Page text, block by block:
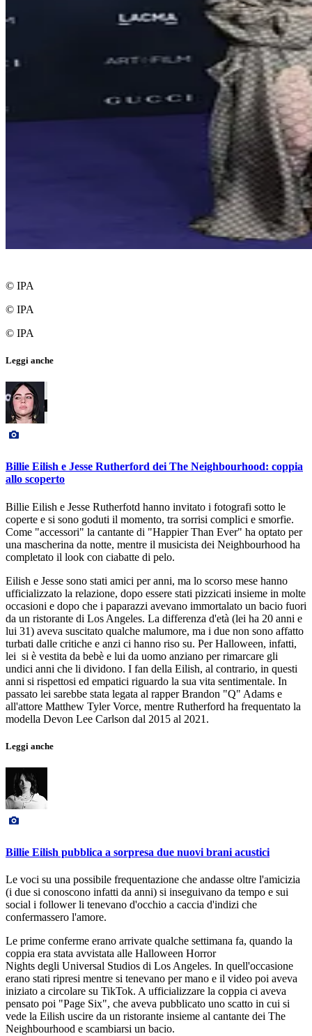
© IPA
© IPA
© IPA
Leggi anche
Billie Eilish e Jesse Rutherford dei The Neighbourhood: coppia
allo scoperto
Billie Eilish e Jesse Rutherfotd hanno invitato i fotografi sotto le
coperte e si sono goduti il momento, tra sorrisi complici e smorfie.
Come "accessori" la cantante di "Happier Than Ever" ha optato per
una mascherina da notte, mentre il musicista dei Neighbourhood ha
completato il look con ciabatte di pelo.
Eilish e Jesse sono stati amici per anni, ma lo scorso mese hanno
ufficializzato la relazione, dopo essere stati pizzicati insieme in molte
occasioni e dopo che i paparazzi avevano immortalato un bacio fuori
da un ristorante di Los Angeles. La differenza d'età (lei ha 20 anni e
lui 31) aveva suscitato qualche malumore, ma i due non sono affatto
turbati dalle critiche e anzi ci hanno riso su. Per Halloween, infatti,
lei si è vestita da bebè e lui da uomo anziano per rimarcare gli
undici anni che li dividono. I fan della Eilish, al contrario, in questi
anni si rispettosi ed empatici riguardo la sua vita sentimentale. In
passato lei sarebbe stata legata al rapper Brandon "Q" Adams e
all'attore Matthew Tyler Vorce, mentre Rutherford ha frequentato la
modella Devon Lee Carlson dal 2015 al 2021.
Leggi anche
Billie Eilish pubblica a sorpresa due nuovi brani acustici
Le voci su una possibile frequentazione che andasse oltre l'amicizia
(i due si conoscono infatti da anni) si inseguivano da tempo e sui
social i follower li tenevano d'occhio a caccia d'indizi che
confermassero l'amore.
Le prime conferme erano arrivate qualche settimana fa, quando la
coppia era stata avvistata alle Halloween Horror
Nights degli Universal Studios di Los Angeles. In quell'occasione
erano stati ripresi mentre si tenevano per mano e il video poi aveva
iniziato a circolare su TikTok. A ufficializzare la coppia ci aveva
pensato poi "Page Six", che aveva pubblicato uno scatto in cui si
vede la Eilish uscire da un ristorante insieme al cantante dei The
Neighbourhood e scambiarsi un bacio.